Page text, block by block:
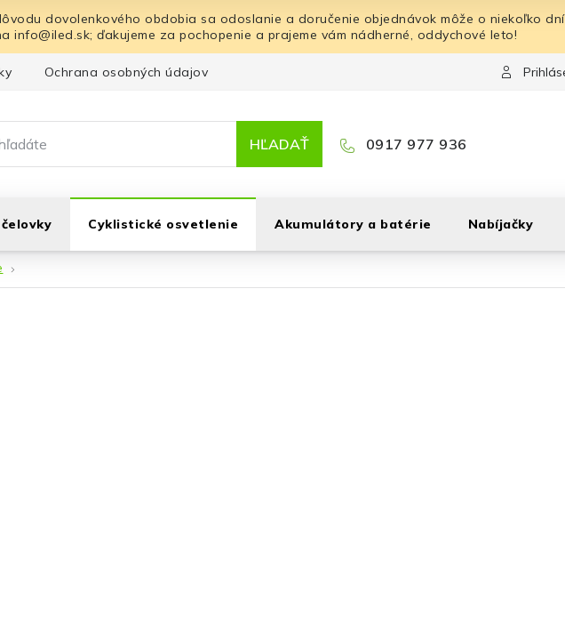
dôvodu dovolenkového obdobia sa odoslanie a doručenie objednávok môže o niekoľko
info@iled.sk; ďakujeme za pochopenie a prajeme vám nádherné, oddychové leto!
Ochrana osobných údajov
HĽADAŤ 0917 977 936
čelovky Cyklistické osvetlenie Akumulátory a batérie Nabíjačky